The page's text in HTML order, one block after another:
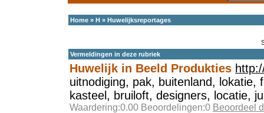
Home » H » Huwelijksreportages
Vermeldingen in deze rubriek
Huwelijk in Beeld Produkties
uitnodiging, pak, buitenland, lokatie,
kasteel, bruiloft, designers, locatie,
Waardering:0.00 Beoordelingen:0 Beoordeel